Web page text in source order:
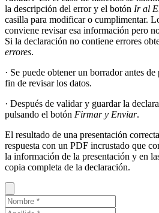
la descripción del error y el botón Ir al
casilla para modificar o cumplimentar.
conviene revisar esa información pero
Si la declaración no contiene errores
errores.
· Se puede obtener un borrador antes
fin de revisar los datos.
· Después de validar y guardar la
pulsando el botón Firmar y Enviar.
El resultado de una presentación
respuesta con un PDF incrustado que
la información de la presentación y en
copia completa de la declaración.